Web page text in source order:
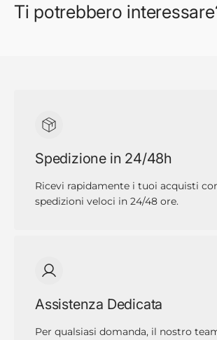
Ti potrebbero
Spedizione in 24/48h
Ricevi rapidamente i tuoi acquisti
spedizioni veloci in 24/48 ore.
Assistenza Dedicata
Per qualsiasi domanda, il nostro